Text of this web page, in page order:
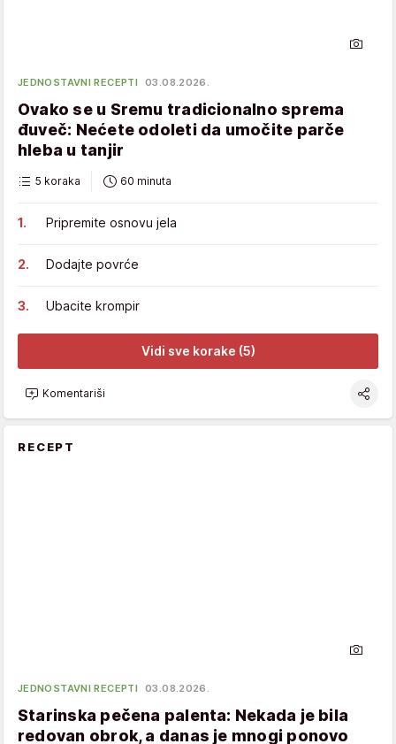
JEDNOSTAVNI RECEPTI 03.08.2026.
Ovako se u Sremu tradicionalno sprema
đuveč: Nećete odoleti da umočite parče
hleba u tanjir
5 koraka 60 minuta
Pripremite osnovu jela
Dodajte povrće
Ubacite krompir
Vidi sve korake (5)
Komentariši
RECEPT
JEDNOSTAVNI RECEPTI 03.08.2026.
Starinska pečena palenta: Nekada je bila
redovan obrok, a danas je mnogi ponovo